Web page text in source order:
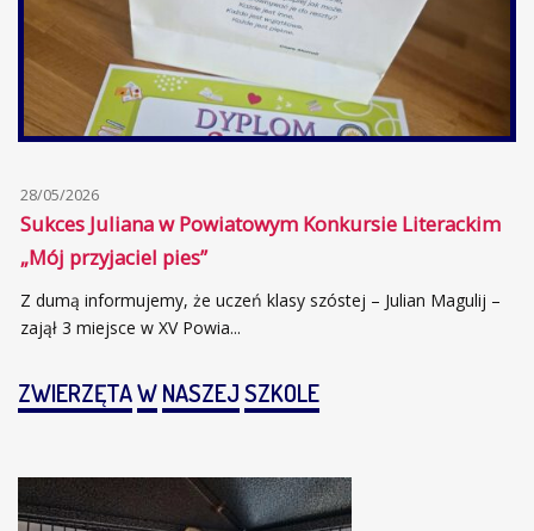
28/05/2026
Sukces Juliana w Powiatowym Konkursie Literackim
„Mój przyjaciel pies”
Z dumą informujemy, że uczeń klasy szóstej – Julian Magulij –
zajął 3 miejsce w XV Powia...
ZWIERZĘTAWNASZEJSZKOLE